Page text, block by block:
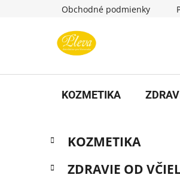
Obchodné podmienky
KOZMETIKA
B
č
kategórie
a
e
KOZMETIKA
ZDRAVIE OD